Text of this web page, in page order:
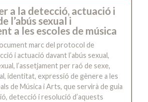
a la detecció, actuació i
l’abús sexual i
a les escoles de música
marc del protocol de
i actuació davant l’abús sexual,
l’assetjament per raó de sexe,
identitat, expressió de gènere a les
de Música i Arts, que servirà de guia
detecció i resolució d’aquests